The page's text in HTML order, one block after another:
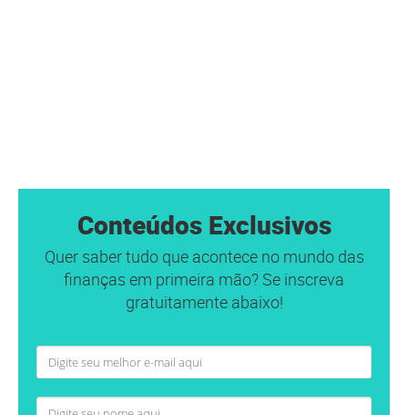
Conteúdos Exclusivos
Quer saber tudo que acontece no mundo das
finanças em primeira mão? Se inscreva
gratuitamente abaixo!